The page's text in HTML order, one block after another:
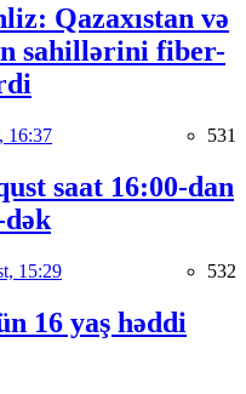
Qazaxıstan və
sahillərini fiber-
16:37 531
saat 16:00-dan
dək
15:29 532
16 yaş həddi